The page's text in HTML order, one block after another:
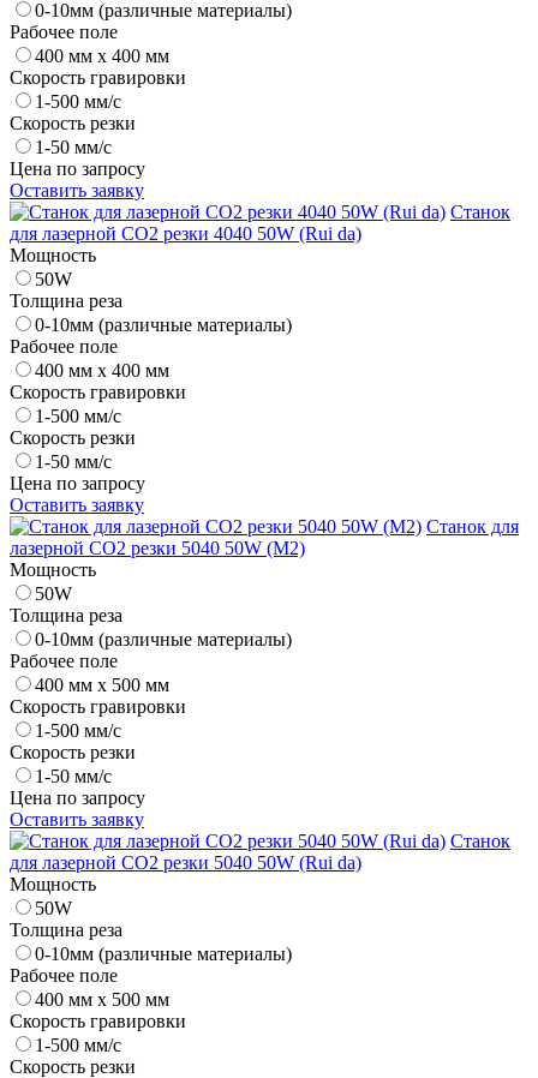
0-10мм (различные материалы)
Рабочее поле
400 мм х 400 мм
Скорость гравировки
1-500 мм/с
Скорость резки
1-50 мм/с
Цена по запросу
Оставить заявку
Станок
для лазерной CO2 резки 4040 50W (Rui da)
Мощность
50W
Толщина реза
0-10мм (различные материалы)
Рабочее поле
400 мм х 400 мм
Скорость гравировки
1-500 мм/с
Скорость резки
1-50 мм/с
Цена по запросу
Оставить заявку
Станок для
лазерной CO2 резки 5040 50W (M2)
Мощность
50W
Толщина реза
0-10мм (различные материалы)
Рабочее поле
400 мм х 500 мм
Скорость гравировки
1-500 мм/с
Скорость резки
1-50 мм/с
Цена по запросу
Оставить заявку
Станок
для лазерной CO2 резки 5040 50W (Rui da)
Мощность
50W
Толщина реза
0-10мм (различные материалы)
Рабочее поле
400 мм х 500 мм
Скорость гравировки
1-500 мм/с
Скорость резки